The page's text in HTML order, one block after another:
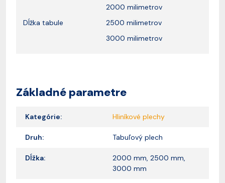
Dĺžka tabule
2000 milimetrov
2500 milimetrov
3000 milimetrov
Základné parametre
Kategórie: Hliníkové plechy
Druh: Tabuľový plech
Dĺžka:
2000 mm, 2500 mm,
3000 mm